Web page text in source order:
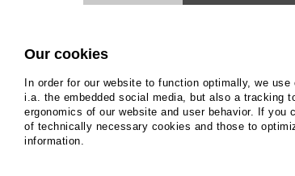
Our cookies
In order for our website to function optimally, we
i.a. the embedded social media, but also a tracking
ergonomics of our website and user behavior. If
of technically necessary cookies and those to
information.